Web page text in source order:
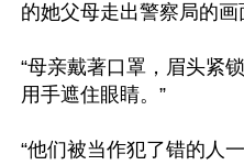
的她父母走出警察局的画
“母亲戴著口罩，眉头紧
用手遮住眼睛。”
“他们被当作犯了错的人